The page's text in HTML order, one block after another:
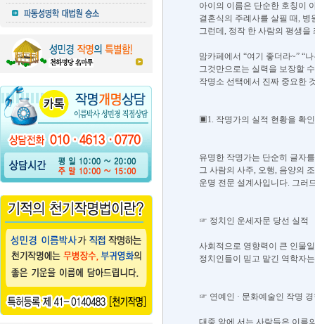
아이의 이름은 단순한 호칭이
결혼식의 주례사를 살필 때,
그런데, 정작 한 사람의 평생
맘카페에서 “여기 좋더라~” “
그것만으로는 실력을 보장할
작명소 선택에서 진짜 중요한
▣1. 작명가의 실적 현황을 확
유명한 작명가는 단순히 글자
그 사람의 사주, 오행, 음양의
운명 전문 설계사입니다. 그러
☞ 정치인 운세자문 당선 실적
사회적으로 영향력이 큰 인물
정치인들이 믿고 맡긴 역학자
☞ 연예인 · 문화예술인 작명
대중 앞에 서는 사람들은 이름